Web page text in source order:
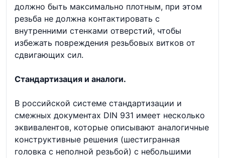
должно быть максимально плотным, при этом
резьба не должна контактировать с
внутренними стенками отверстий, чтобы
избежать повреждения резьбовых витков от
сдвигающих сил.
Стандартизация и аналоги.
В российской системе стандартизации и
смежных документах DIN 931 имеет несколько
эквивалентов, которые описывают аналогичные
конструктивные решения (шестигранная
головка с неполной резьбой) с небольшими